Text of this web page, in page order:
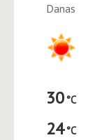
Danas
30
24